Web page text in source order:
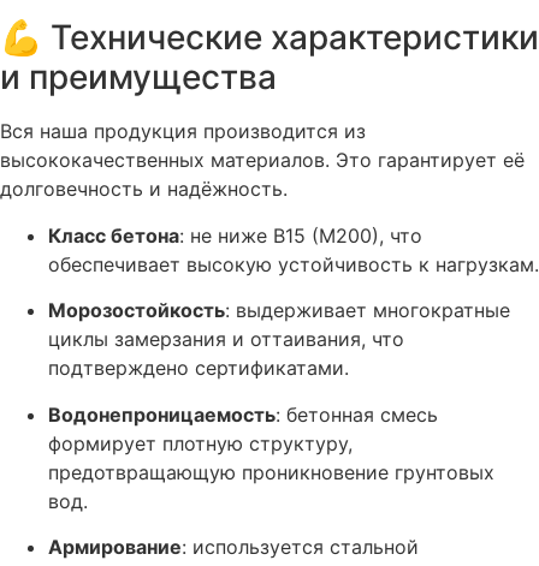
💪 Технические характеристики
и преимущества
Вся наша продукция производится из
высококачественных материалов. Это гарантирует её
долговечность и надёжность.
Класс бетона: не ниже В15 (М200), что
обеспечивает высокую устойчивость к нагрузкам.
Морозостойкость: выдерживает многократные
циклы замерзания и оттаивания, что
подтверждено сертификатами.
Водонепроницаемость: бетонная смесь
формирует плотную структуру,
предотвращающую проникновение грунтовых
вод.
Армирование: используется стальной